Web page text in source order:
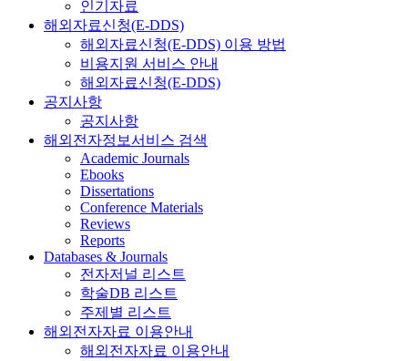
인기자료
해외자료신청(E-DDS)
해외자료신청(E-DDS) 이용 방법
비용지원 서비스 안내
해외자료신청(E-DDS)
공지사항
공지사항
해외전자정보서비스 검색
Academic Journals
Ebooks
Dissertations
Conference Materials
Reviews
Reports
Databases & Journals
전자저널 리스트
학술DB 리스트
주제별 리스트
해외전자자료 이용안내
해외전자자료 이용안내